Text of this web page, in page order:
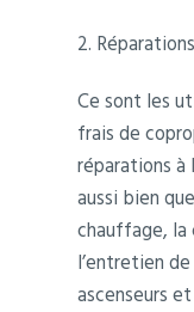
2.
Ce sont les
frais de
réparations à
aussi bien
chauffage,
l’entretien
ascenseurs